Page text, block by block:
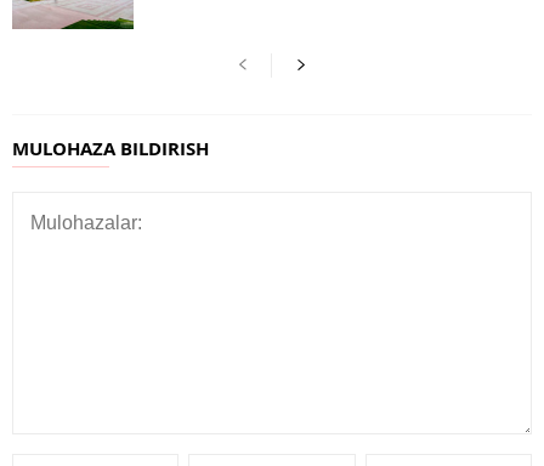
MULOHAZA BILDIRISH